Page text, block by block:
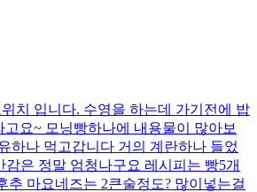
치 입니다. 수영을 하는데 가기전에 밥
요~ 모닝빵하나에 내용물이 많아보
하나 먹고갑니다 거의 계란하나 들었
은 정말 엄청나구요 레시피는 빵5개
추 마요네즈는 2큰술정도? 많이넣는걸